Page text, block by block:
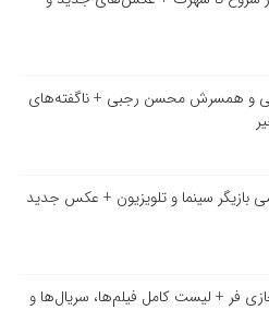
و همسرش محسن رجبی + ناگفته‌های
بازیگر سینما و تلویزیون + عکس جدید
فر + لیست کامل فیلم‌ها، سریال‌ها و